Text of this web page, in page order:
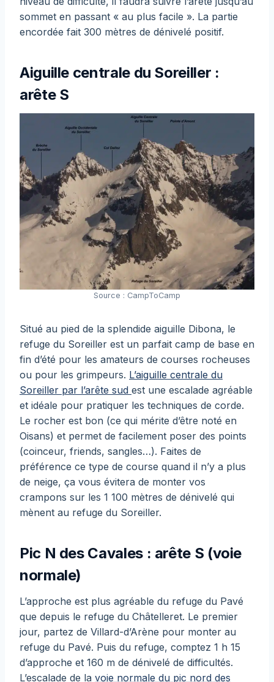
sommet en passant « au plus facile ». La partie
encordée fait 300 mètres de dénivelé positif.
Aiguille centrale du Soreiller :
arête S
Source : CampToCamp
Situé au pied de la splendide aiguille Dibona, le
refuge du Soreiller est un parfait camp de base en
fin d’été pour les amateurs de courses rocheuses
ou pour les grimpeurs. L’aiguille centrale du
Soreiller par l’arête sud est une escalade agréable
et idéale pour pratiquer les techniques de corde.
Le rocher est bon (ce qui mérite d’être noté en
Oisans) et permet de facilement poser des points
(coinceur, friends, sangles…). Faites de
préférence ce type de course quand il n’y a plus
de neige, ça vous évitera de monter vos
crampons sur les 1 100 mètres de dénivelé qui
mènent au refuge du Soreiller.
Pic N des Cavales : arête S (voie
normale)
L’approche est plus agréable du refuge du Pavé
que depuis le refuge du Châtelleret. Le premier
jour, partez de Villard-d’Arène pour monter au
refuge du Pavé. Puis du refuge, comptez 1 h 15
d’approche et 160 m de dénivelé de difficultés.
L’escalade de la voie normale du pic nord des